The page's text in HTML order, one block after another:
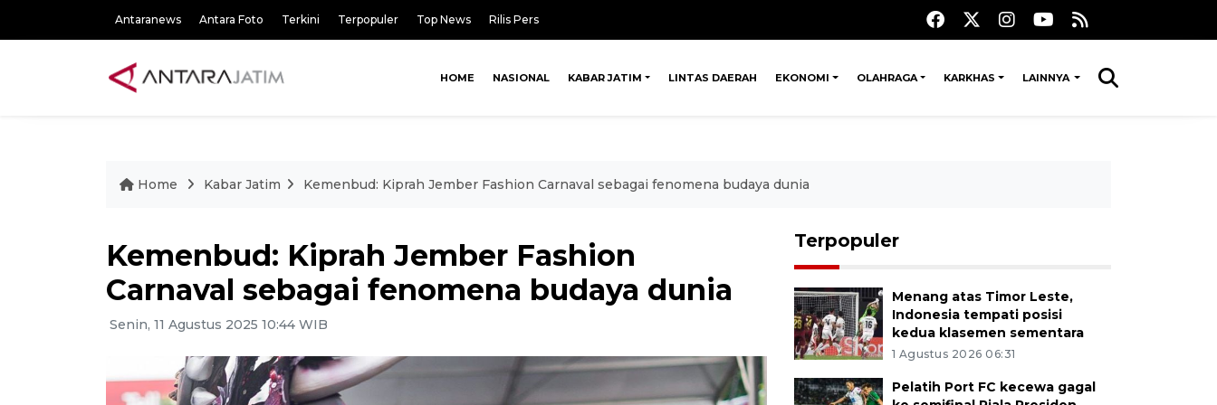
Antaranews Antara Foto Terkini Terpopuler Top News Rilis Pers
HOME NASIONAL KABAR JATIM LINTAS DAERAH EKONOMI OLAHRAGA KARKHAS LAINNYA
Home Kabar Jatim Kemenbud: Kiprah Jember Fashion Carnaval sebagai fenomena budaya dunia
Kemenbud: Kiprah Jember Fashion
Carnaval sebagai fenomena budaya dunia
Senin, 11 Agustus 2025 10:44 WIB
Terpopuler
Menang atas Timor Leste,
Indonesia tempati posisi
kedua klasemen sementara
1 Agustus 2026 06:31
Pelatih Port FC kecewa gagal